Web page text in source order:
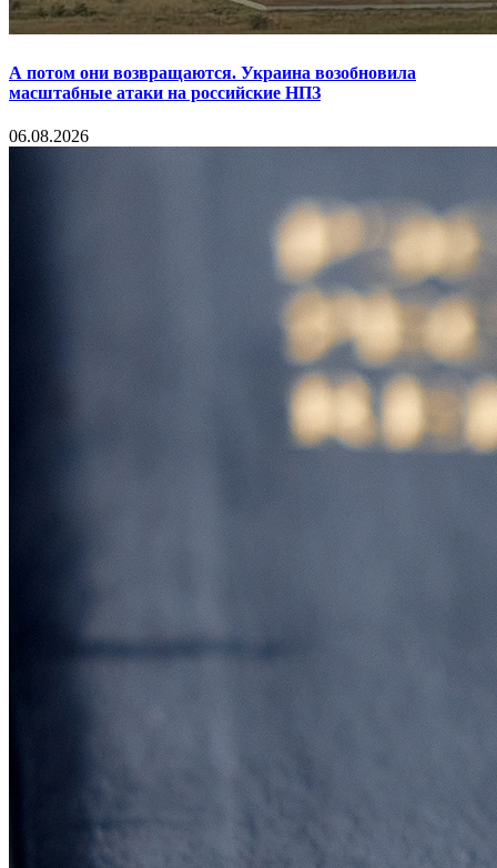
А потом они возвращаются. Украина возобновила
масштабные атаки на российские НПЗ
06.08.2026